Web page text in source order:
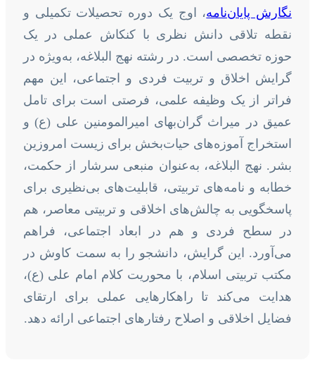
نگارش پایان‌نامه، اوج یک دوره تحصیلات تکمیلی و
نقطه تلاقی دانش نظری با کنکاش عملی در یک
حوزه تخصصی است. در رشته نهج البلاغه، به‌ویژه در
گرایش اخلاق و تربیت فردی و اجتماعی، این مهم
فراتر از یک وظیفه علمی، فرصتی است برای تامل
عمیق در میراث گران‌بهای امیرالمومنین علی (ع) و
استخراج آموزه‌های حیات‌بخش برای زیست امروزین
بشر. نهج البلاغه، به‌عنوان منبعی سرشار از حکمت،
خطابه و نامه‌های تربیتی، قابلیت‌های بی‌نظیری برای
پاسخگویی به چالش‌های اخلاقی و تربیتی معاصر، هم
در سطح فردی و هم در ابعاد اجتماعی، فراهم
می‌آورد. این گرایش، دانشجو را به سمت کاوش در
مکتب تربیتی اسلام، با محوریت کلام امام علی (ع)،
هدایت می‌کند تا راهکارهایی عملی برای ارتقای
فضایل اخلاقی و اصلاح رفتارهای اجتماعی ارائه دهد.